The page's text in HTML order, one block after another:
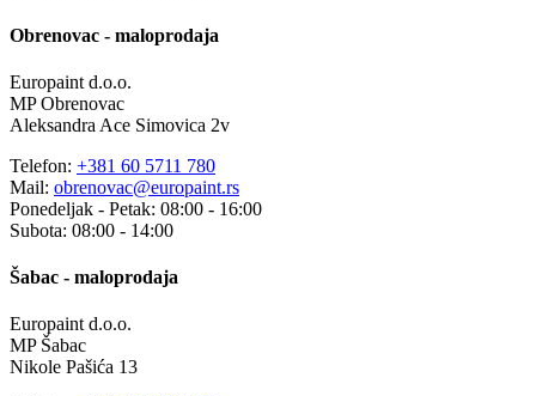
Obrenovac - maloprodaja
Europaint d.o.o.
MP Obrenovac
Aleksandra Ace Simovica 2v
Telefon: +381 60 5711 780
Mail: obrenovac@europaint.rs
Ponedeljak - Petak: 08:00 - 16:00
Subota: 08:00 - 14:00
Šabac - maloprodaja
Europaint d.o.o.
MP Šabac
Nikole Pašića 13